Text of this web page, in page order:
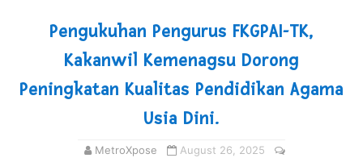
Pengukuhan Pengurus FKGPAI-TK,
Kakanwil Kemenagsu Dorong
Peningkatan Kualitas Pendidikan Agama
Usia Dini.
MetroXpose August 26, 2025